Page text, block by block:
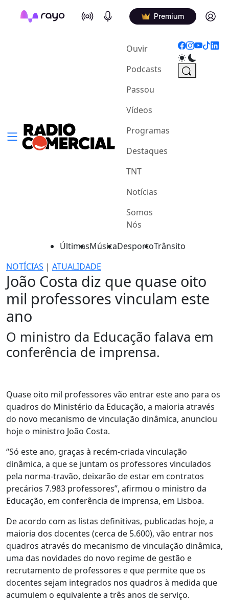
On Air Podcasts Premium Log in
Ouvir(current)
Podcasts
Passou
Vídeos
Programas
Destaques
TNT
Notícias
Somos
Nós
ÚltimasMúsicaDesportoTrânsito
NOTÍCIAS | ATUALIDADE
João Costa diz que quase oito
mil professores vinculam este
ano
O ministro da Educação falava em
conferência de imprensa.
Quase oito mil professores vão entrar este ano para os
quadros do Ministério da Educação, a maioria através
do novo mecanismo de vinculação dinâmica, anunciou
hoje o ministro João Costa.
“Só este ano, graças à recém-criada vinculação
dinâmica, a que se juntam os professores vinculados
pela norma-travão, deixarão de estar em contratos
precários 7.983 professores”, afirmou o ministro da
Educação, em conferência de imprensa, em Lisboa.
De acordo com as listas definitivas, publicadas hoje, a
maioria dos docentes (cerca de 5.600), vão entrar nos
quadros através do mecanismo de vinculação dinâmica,
uma das novidades do novo regime de gestão e
recrutamento de professores e que permite que os
docentes sejam integrados nos quadros à medida que
acumulem o equivalente a três anos de serviço.